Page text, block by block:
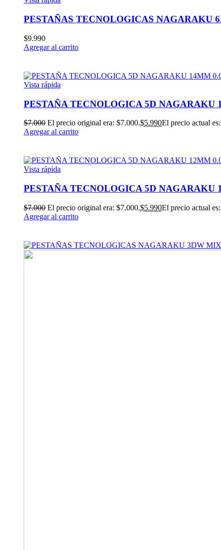
PESTAÑAS TECNOLOGICAS NAGARAKU
$9.990
Agregar al carrito
Vista rápida
PESTAÑA TECNOLOGICA 5D NAGARAKU
$7.000 El precio original era: $7.000.$5.990El precio actual
Agregar al carrito
Vista rápida
PESTAÑA TECNOLOGICA 5D NAGARAKU
$7.000 El precio original era: $7.000.$5.990El precio actual
Agregar al carrito